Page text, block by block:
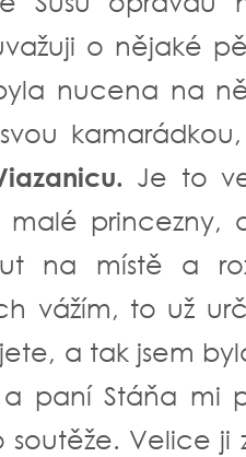
o nějaké
nucena na
Je to
malé
na místě a
vážím, to už
a tak jsem
paní Stáňa mi
soutěže. Velice